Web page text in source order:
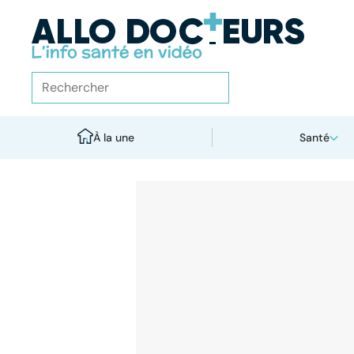
À la une Santé